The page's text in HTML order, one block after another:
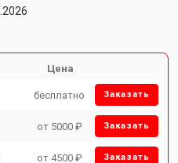
Цена
бесплатно Заказать
от 5000 ₽ Заказать
от 4500 ₽ Заказать